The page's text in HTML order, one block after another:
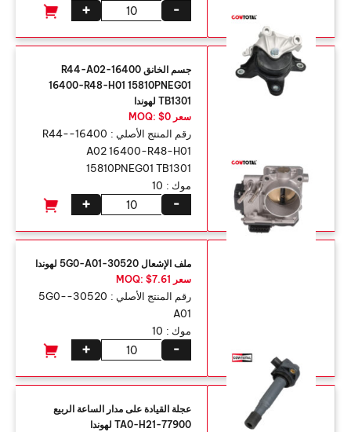
+ -
جسم الخانق 16400-R44-A02
16400-R48-H01 15810PNEG01
TB1301 لهوندا
سعر MOQ: $0
رقم المنتج الأصلي :
16400-R44-
A02 16400-R48-H01
15810PNEG01 TB1301
موك : 10
+ -
ملف الإشعال 30520-5G0-A01 لهوندا
سعر MOQ: $7.61
رقم المنتج الأصلي :
30520-5G0-
A01
موك : 10
+ -
عجلة القيادة على مدار الساعة الربيع
77900-TA0-H21 لهوندا